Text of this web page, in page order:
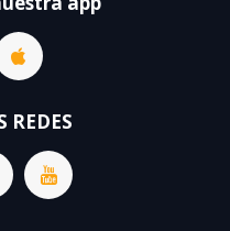
REDES